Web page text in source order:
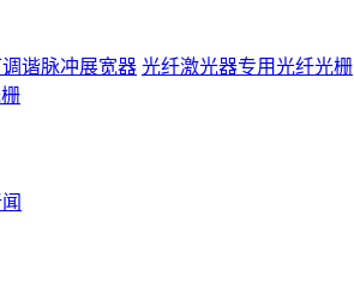
谐脉冲展宽器 光纤激光器专用光纤光栅